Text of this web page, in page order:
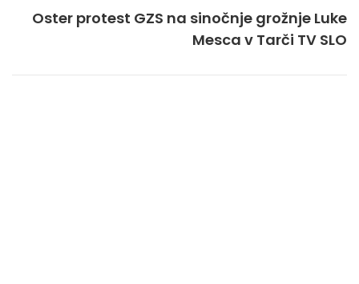
Oster protest GZS na sinočnje grožnje Luke
Mesca v Tarči TV SLO